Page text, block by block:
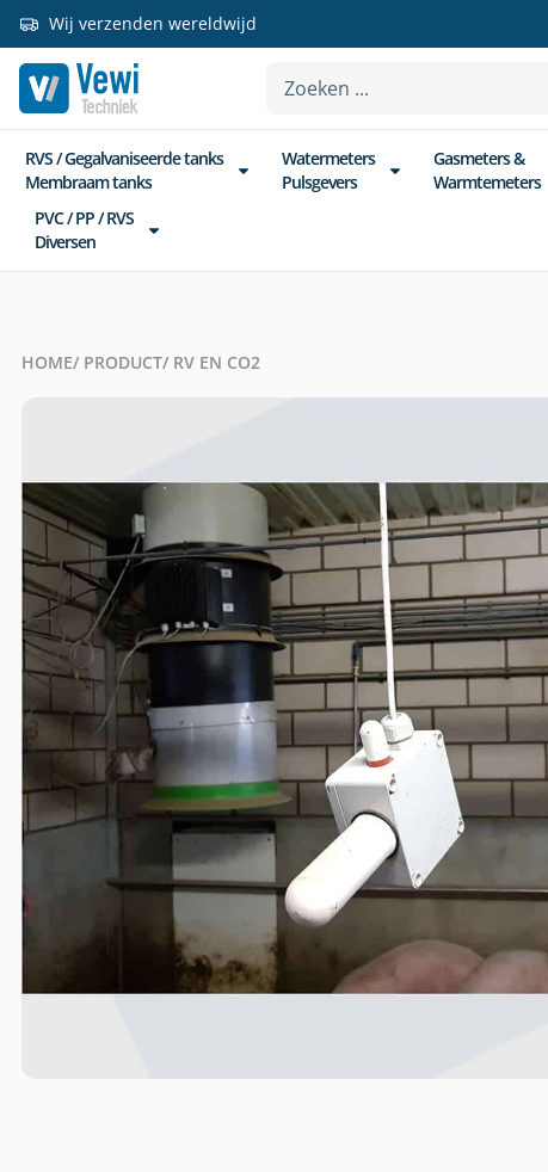
Wij verzenden wereldwijd
RVS / Gegalvaniseerde tanks
Membraam tanks
Watermeters
Pulsgevers
Gasmeters &
Warmtemeters
PVC / PP / RVS
Diversen
HOME/ PRODUCT/ RV EN CO2